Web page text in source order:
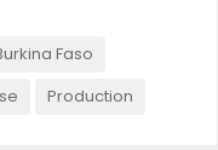
Faso
Production